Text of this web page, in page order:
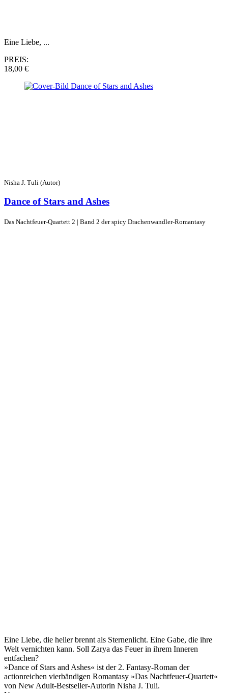
Eine Liebe, ...
PREIS:
18,00 €
Nisha J. Tuli (Autor)
Dance of Stars and Ashes
Das Nachtfeuer-Quartett 2 | Band 2 der spicy Drachenwandler-Romantasy
Eine Liebe, die heller brennt als Sternenlicht. Eine Gabe, die ihre
Welt vernichten kann. Soll Zarya das Feuer in ihrem Inneren
entfachen?
»Dance of Stars and Ashes« ist der 2. Fantasy-Roman der
actionreichen vierbändigen Romantasy »Das Nachtfeuer-Quartett«
von New Adult-Bestseller-Autorin Nisha J. Tuli.